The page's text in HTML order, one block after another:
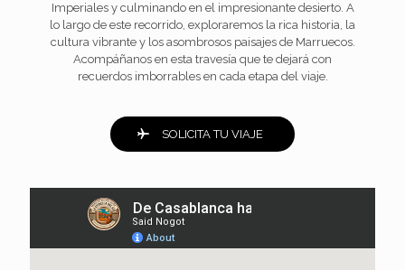
Imperiales y culminando en el impresionante desierto. A
lo largo de este recorrido, exploraremos la rica historia, la
cultura vibrante y los asombrosos paisajes de Marruecos.
Acompáñanos en esta travesía que te dejará con
recuerdos imborrables en cada etapa del viaje.
SOLICITA TU VIAJE